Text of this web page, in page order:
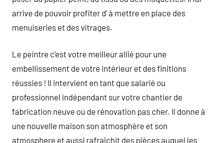
arrive de pouvoir profiter d’ à mettre en place des
menuiseries et des vitrages.
Le peintre c’est votre meilleur allié pour une
embellissement de votre intérieur et des finitions
réussies ! Il intervient en tant que salarié ou
professionnel indépendant sur votre chantier de
fabrication neuve ou de rénovation pas cher. Il donne à
une nouvelle maison son atmosphère et son
atmosphere et aussi rafraîchit des pièces auquel les